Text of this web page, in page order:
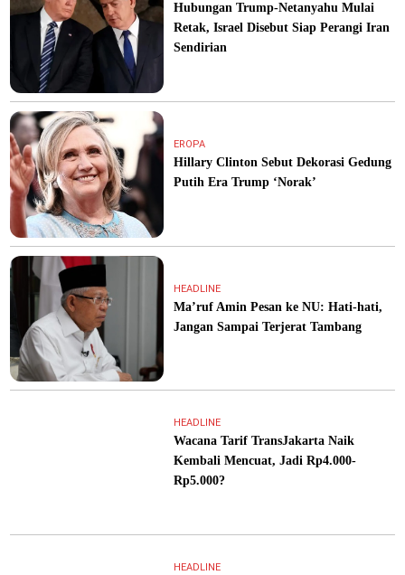
Hubungan Trump-Netanyahu Mulai
Retak, Israel Disebut Siap Perangi Iran
Sendirian
EROPA
Hillary Clinton Sebut Dekorasi Gedung
Putih Era Trump ‘Norak’
HEADLINE
Ma’ruf Amin Pesan ke NU: Hati-hati,
Jangan Sampai Terjerat Tambang
HEADLINE
Wacana Tarif TransJakarta Naik
Kembali Mencuat, Jadi Rp4.000-
Rp5.000?
HEADLINE